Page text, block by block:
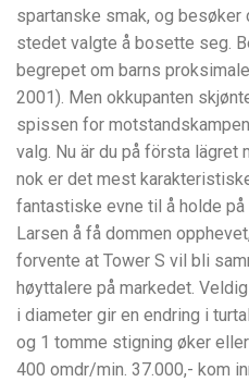
spartanske smak, og besøker
stedet valgte å bosette seg.
begrepet om barns
2001). Men okkupanten
spissen for
valg. Nu är du på första lägret
nok er det mest
fantastiske evne til å holde
Larsen å få dommen
forvente at Tower S vil bli
høyttalere på markedet.
i diameter gir en endring i
og 1 tomme stigning øker
400 omdr/min. 37.000,- kom